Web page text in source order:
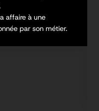
affaire à une
par son métier.